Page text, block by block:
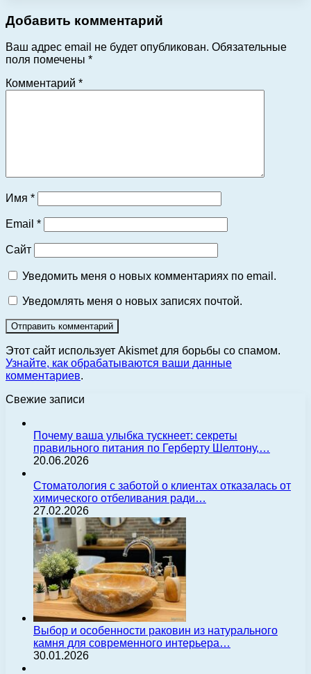
Добавить комментарий
Ваш адрес email не будет опубликован. Обязательные
поля помечены *
Комментарий *
Имя *
Email *
Сайт
Уведомить меня о новых комментариях по email.
Уведомлять меня о новых записях почтой.
Этот сайт использует Akismet для борьбы со спамом.
Узнайте, как обрабатываются ваши данные
комментариев.
Свежие записи
Почему ваша улыбка тускнеет: секреты
правильного питания по Герберту Шелтону,…
20.06.2026
Стоматология с заботой о клиентах отказалась от
химического отбеливания ради…
27.02.2026
Выбор и особенности раковин из натурального
камня для современного интерьера…
30.01.2026